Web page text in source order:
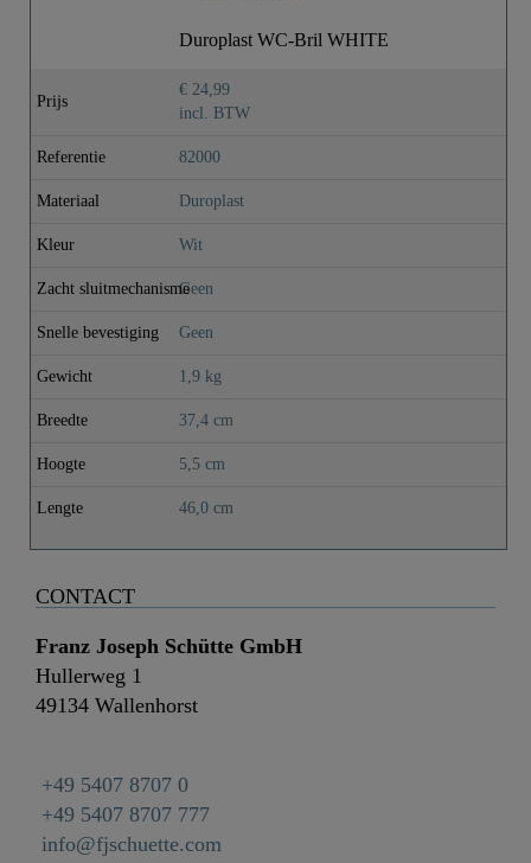
Duroplast WC-Bril WHITE
Prijs
€ 24,99
incl. BTW
Referentie 82000
Materiaal Duroplast
Kleur Wit
Zacht sluitmechanismeGeen
Snelle bevestiging Geen
Gewicht 1,9 kg
Breedte 37,4 cm
Hoogte 5,5 cm
Lengte 46,0 cm
CONTACT
Franz Joseph Schütte GmbH
Hullerweg 1
49134 Wallenhorst
+49 5407 8707 0
+49 5407 8707 777
info@fjschuette.com